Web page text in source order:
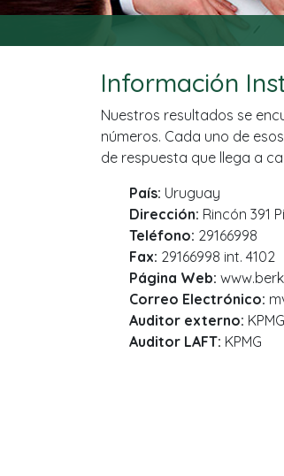
Información
Nuestros resultados se
números. Cada uno de
de respuesta que llega a
País: Uruguay
Dirección: Rincón 391
Teléfono: 29166998
Fax: 29166998 int. 4102
Página Web:
Correo Electrónico:
Auditor externo: KPMG
Auditor LAFT: KPMG